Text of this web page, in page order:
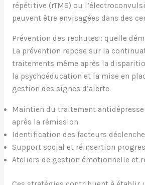
répétitive (rTMS) ou
peuvent être envisagées dans des
Prévention des rechutes : quelle
La prévention repose sur la
traitements même après la
la psychoéducation et la mise en
gestion des signes d’alerte.
Maintien du traitement
après la rémission
Identification des facteurs
Support social et réinsertion
Ateliers de gestion émotionnelle et